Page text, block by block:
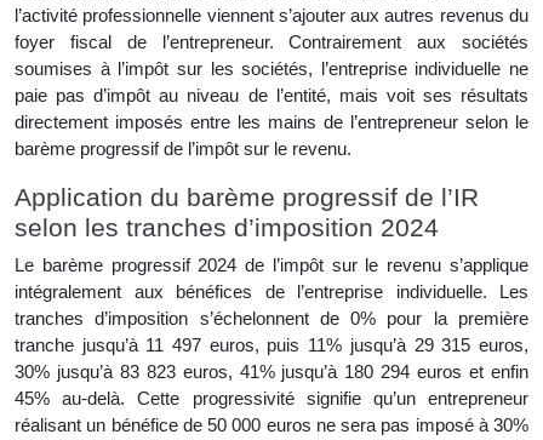
l’activité professionnelle viennent s’ajouter aux autres revenus du
foyer fiscal de l’entrepreneur. Contrairement aux sociétés
soumises à l’impôt sur les sociétés, l’entreprise individuelle ne
paie pas d’impôt au niveau de l’entité, mais voit ses résultats
directement imposés entre les mains de l’entrepreneur selon le
barème progressif de l’impôt sur le revenu.
Application du barème progressif de l’IR
selon les tranches d’imposition 2024
Le barème progressif 2024 de l’impôt sur le revenu s’applique
intégralement aux bénéfices de l’entreprise individuelle. Les
tranches d’imposition s’échelonnent de 0% pour la première
tranche jusqu’à 11 497 euros, puis 11% jusqu’à 29 315 euros,
30% jusqu’à 83 823 euros, 41% jusqu’à 180 294 euros et enfin
45% au-delà. Cette progressivité signifie qu’un entrepreneur
réalisant un bénéfice de 50 000 euros ne sera pas imposé à 30%